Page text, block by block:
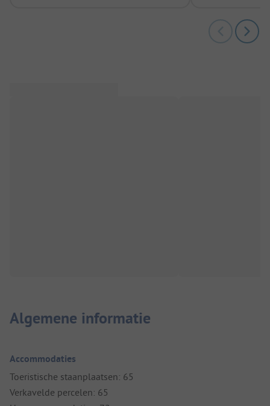
Algemene informatie
Accommodaties
Toeristische staanplaatsen: 65
Verkavelde percelen: 65